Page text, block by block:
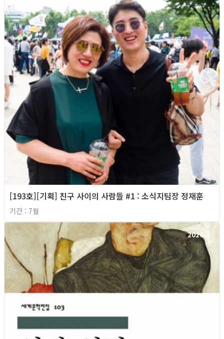
[193호][기획] 친구 사이의 사람들 #1 : 소식지팀장 정재훈
기간 : 7월
2026년